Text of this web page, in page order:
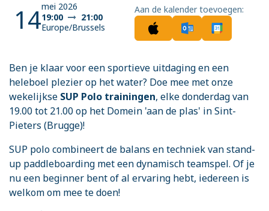
14mei 2026
19:00
21:00
Europe/Brussels
Aan de kalender toevoegen:
Ben je klaar voor een sportieve uitdaging en een
heleboel plezier op het water? Doe mee met onze
wekelijkse SUP Polo trainingen, elke donderdag van
19.00 tot 21.00 op het Domein 'aan de plas' in Sint-
Pieters (Brugge)!
SUP polo combineert de balans en techniek van stand-
up paddleboarding met een dynamisch teamspel. Of je
nu een beginner bent of al ervaring hebt, iedereen is
welkom om mee te doen!